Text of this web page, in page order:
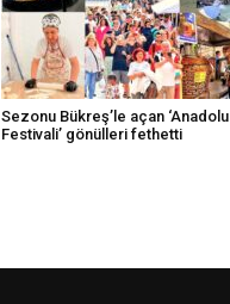
Sezonu Bükreş’le açan ‘Anadolu
Festivali’ gönülleri fethetti